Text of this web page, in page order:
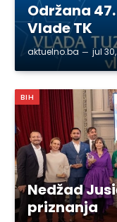
Održana
Vlade TK
aktuelno.ba jul
BIH
Nedžad
priznanja